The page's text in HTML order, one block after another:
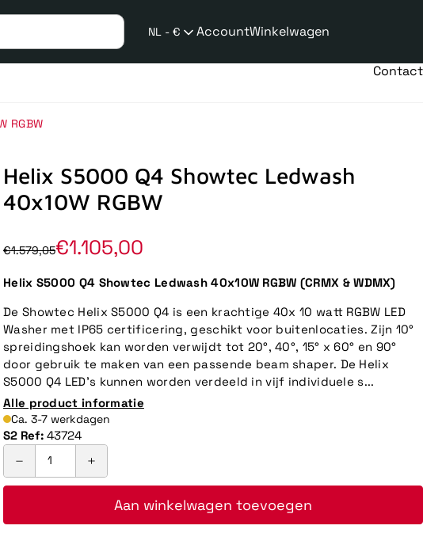
NL - €
taalwijziging
AccountWinkelwagen
Contact
RGBW
Helix S5000 Q4 Showtec Ledwash
40x10W RGBW
€1.579,05€1.105,00
Helix S5000 Q4 Showtec Ledwash 40x10W RGBW (CRMX & WDMX)
De Showtec Helix S5000 Q4 is een krachtige 40x 10 watt RGBW LED
Washer met IP65 certificering, geschikt voor buitenlocaties. Zijn 10°
spreidingshoek kan worden verwijdt tot 20°, 40°, 15° x 60° en 90°
door gebruik te maken van een passende beam shaper. De Helix
S5000 Q4 LED's kunnen worden verdeeld in vijf individuele s...
Alle product informatie
Ca. 3-7 werkdagen
S2 Ref: 43724
Aan winkelwagen toevoegen